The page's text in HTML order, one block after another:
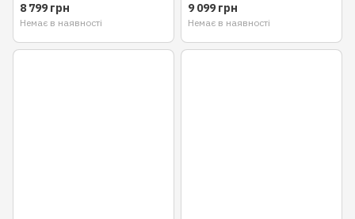
8 799 грн
Немає в наявності
9 099 грн
Немає в наявності